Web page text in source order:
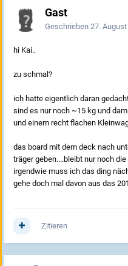
Gast
Geschrieben 27.
hi Kai..
zu schmal?
ich hatte eigentlich daran
sind es nur noch ~15 kg und
und einem recht flachen
das board mit dem deck nach
träger geben....bleibt nur noch
irgendwie muss ich das ding
gehe doch mal davon aus das
Zitieren